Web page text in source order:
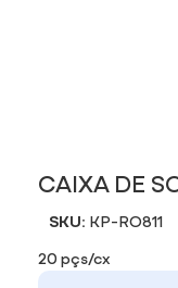
CAIXA DE
SKU: KP-RO811
20 pçs/cx